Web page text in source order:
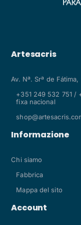
Artesacris
Av. Nª. Srª de
+351 249 532 751 /
fixa nacional
Informazione
Chi siamo
Fabbrica
Mappa del sito
Account